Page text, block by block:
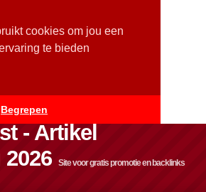
cookies om jou een
te bieden
Begrepen
- Artikel
Site voor gratis promotie en backlinks